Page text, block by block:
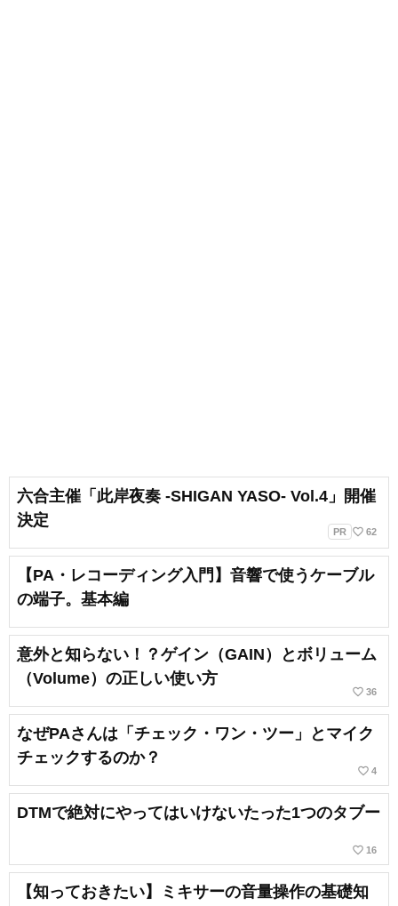
六合主催「此岸夜奏 -SHIGAN YASO- Vol.4」開催
決定
PR favorite_border 62
【PA・レコーディング入門】音響で使うケーブル
の端子。基本編
意外と知らない！？ゲイン（GAIN）とボリューム
（Volume）の正しい使い方
favorite_border 36
なぜPAさんは「チェック・ワン・ツー」とマイク
チェックするのか？
favorite_border 4
DTMで絶対にやってはいけないたった1つのタブー
favorite_border 16
【知っておきたい】ミキサーの音量操作の基礎知